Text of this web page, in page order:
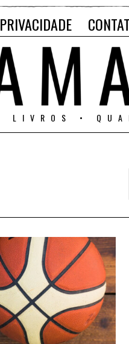
PRIVACIDADE
LIVROS •